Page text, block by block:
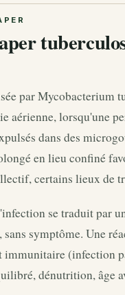
par Mycobacterium
aérienne, lorsqu'une
dans des
en lieu confiné
certains lieux de
se traduit par
symptôme. Une
immunitaire (infection
dénutrition, âge